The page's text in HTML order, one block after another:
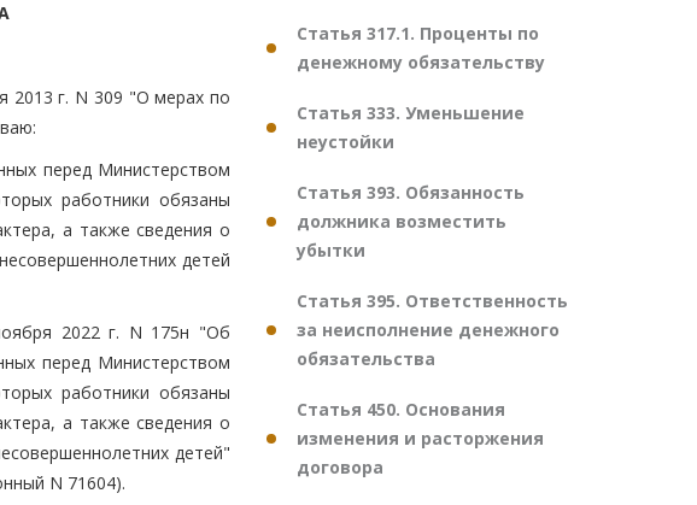
2013 г. N 309 "О мерах по
перед Министерством
работники обязаны
а также сведения о
детей
2022 г. N 175н "Об
перед Министерством
работники обязаны
а также сведения о
детей"
N 71604).
Статья 317.1. Проценты по
денежному обязательству
Статья 333. Уменьшение
неустойки
Статья 393. Обязанность
должника возместить
убытки
Статья 395. Ответственность
за неисполнение денежного
обязательства
Статья 450. Основания
изменения и расторжения
договора